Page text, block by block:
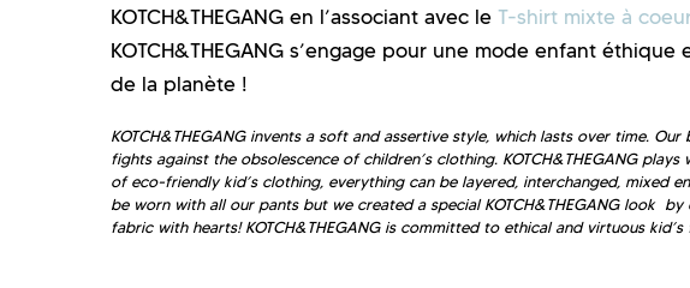
KOTCH&THEGANG en l’associant avec le T-shirt mixte à
KOTCH&THEGANG s’engage pour une mode enfant
de la planète !
KOTCH&THEGANG invents a soft and assertive style, which lasts over time.
fights against the obsolescence of children’s clothing. KOTCH&THEGANG
of eco-friendly kid’s clothing, everything can be layered, interchanged, mixed
be worn with all our pants but we created a special KOTCH&THEGANG look
fabric with hearts! KOTCH&THEGANG is committed to ethical and virtuous